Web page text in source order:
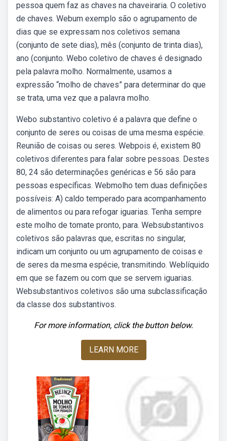
pessoa quem faz as chaves na chaveiraria. O coletivo
de chaves. Webum exemplo são o agrupamento de
dias que se expressam nos coletivos semana
(conjunto de sete dias), mês (conjunto de trinta dias),
ano (conjunto. Webo coletivo de chaves é designado
pela palavra molho. Normalmente, usamos a
expressão “molho de chaves” para determinar do que
se trata, uma vez que a palavra molho.
Webo substantivo coletivo é a palavra que define o
conjunto de seres ou coisas de uma mesma espécie.
Reunião de coisas ou seres. Webpois é, existem 80
coletivos diferentes para falar sobre pessoas. Destes
80, 24 são determinações genéricas e 56 são para
pessoas específicas. Webmolho tem duas definições
possíveis: A) caldo temperado para acompanhamento
de alimentos ou para refogar iguarias. Tenha sempre
este molho de tomate pronto, para. Websubstantivos
coletivos são palavras que, escritas no singular,
indicam um conjunto ou um agrupamento de coisas e
de seres da mesma espécie, transmitindo. Weblíquido
em que se fazem ou com que se servem iguarias.
Websubstantivos coletivos são uma subclassificação
da classe dos substantivos.
For more information, click the button below.
LEARN MORE